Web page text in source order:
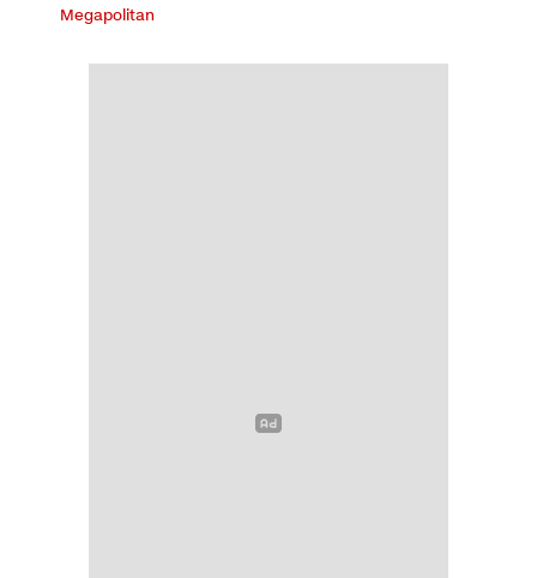
Megapolitan